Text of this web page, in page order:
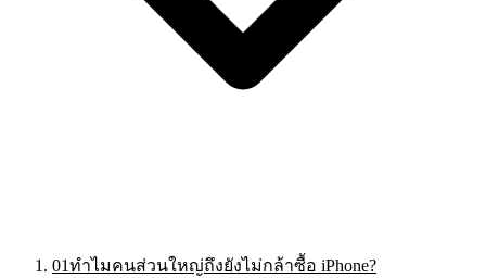
01ทำไมคนส่วนใหญ่ถึงยังไม่กล้าซื้อ iPhone?